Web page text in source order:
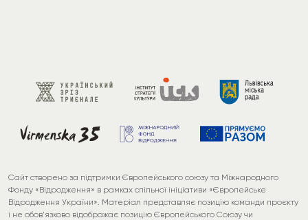
Сайт створено за підтримки Європейського союзу та Міжнародного
Фонду «Відродження» в рамках спільної ініціативи «Європейське
Відродження України». Матеріал представляє позицію команди проєкту
і не обов’язково відображає позицію Європейського Союзу чи